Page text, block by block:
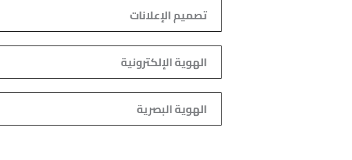
تصميم الإعلانات
الهوية الإلكترونية
الهوية البصرية